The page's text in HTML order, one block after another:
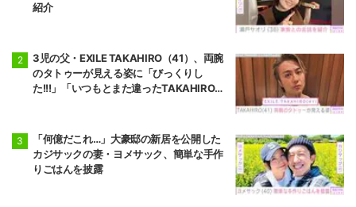
紹介
3児の父・EXILE TAKAHIRO（41）、両腕
のタトゥーが見える姿に「びっくりし
た!!!」「いつもとまた違ったTAKAHIROさ
「何億だこれ…」大豪邸の新居を公開した
カジサックの妻・ヨメサック、簡単な手作
りごはんを披露